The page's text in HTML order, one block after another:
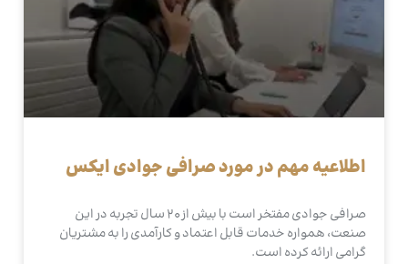
اطلاعیه مهم در مورد صرافی جوادی ایکس
صرافی جوادی مفتخر است با بیش از 20 سال تجربه در این
صنعت، همواره خدمات قابل اعتماد و کارآمدی را به مشتریان
گرامی ارائه کرده است.